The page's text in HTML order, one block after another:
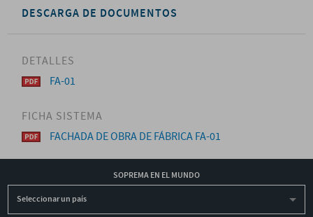
DESCARGA DE DOCUMENTOS
DETALLES
FA-01
FICHA SISTEMA
FACHADA DE OBRA DE FÁBRICA FA-01
SOPREMA EN EL MUNDO
Seleccionar un país